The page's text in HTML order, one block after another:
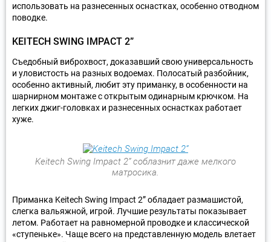
использовать на разнесенных оснастках, особенно отводном
поводке.
KEITECH SWING IMPACT 2”
Съедобный виброхвост, доказавший свою универсальность
и уловистость на разных водоемах. Полосатый разбойник,
особенно активный, любит эту приманку, в особенности на
шарнирном монтаже с открытым одинарным крючком. На
легких джиг-головках и разнесенных оснастках работает
хуже.
Keitech Swing Impact 2” соблазнит даже мелкого
матросика.
Приманка Keitech Swing Impact 2” обладает размашистой,
слегка вальяжной, игрой. Лучшие результаты показывает
летом. Работает на равномерной проводке и классической
«ступеньке». Чаще всего на представленную модель влетает